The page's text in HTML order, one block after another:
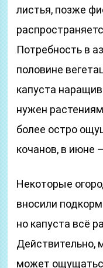
листья, позже
Потребность в
половине
капуста
нужен
более остро
кочанов, в июне
Некоторые
вносили
но капуста всё
Действительно,
может